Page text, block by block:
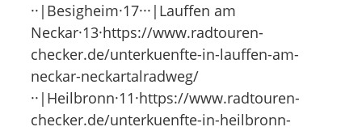
··|Besigheim·17···|Lauffen am
Neckar·13·https://www.radtouren-
checker.de/unterkuenfte-in-lauffen-am-
neckar-neckartalradweg/
··|Heilbronn·11·https://www.radtouren-
checker.de/unterkuenfte-in-heilbronn-